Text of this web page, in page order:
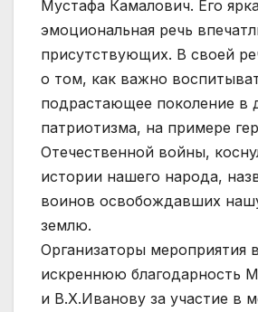
Мустафа Камалович. Его
эмоциональная речь
присутствующих. В своей
о том, как важно
подрастающее поколение в
патриотизма, на примере
Отечественной войны,
истории нашего народа,
воинов освобождавших
землю.
Организаторы мероприятия
искреннюю благодарность
и В.Х.Иванову за участие в